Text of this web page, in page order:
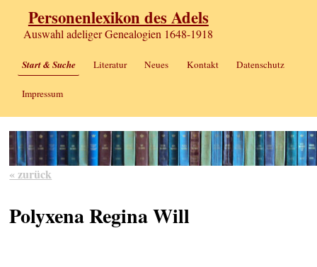
Personenlexikon des Adels
Auswahl adeliger Genealogien 1648-1918
Start & Suche Literatur Neues Kontakt Datenschutz
Impressum
« zurück
Polyxena Regina Will